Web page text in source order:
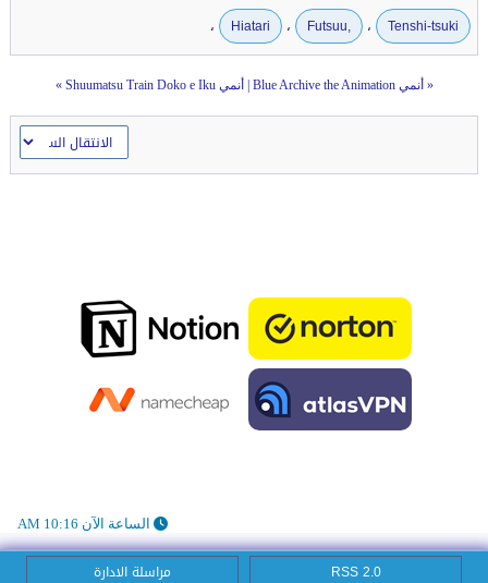
Hiatari ، Futsuu, ، Tenshi-tsuki ،
« أنمي Blue Archive the Animation أنمي Shuumatsu Train Doko e Iku »
الساعة الآن 10:16 AM
RSS 2.0 مراسلة الادارة